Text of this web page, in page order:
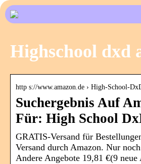
Highschool dxd
http s://www.amazon.de › High-School-
Suchergebnis Auf
Für: High School
GRATIS-Versand für
Versand durch Amazon. Nur
Andere Angebote 19,81 €(9